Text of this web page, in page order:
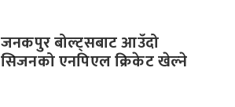
जनकपुर बोल्ट्सबाट आउँदो
सिजनको एनपिएल क्रिकेट खेल्ने